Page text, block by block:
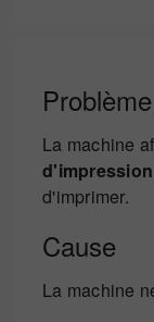
Problème
La machine
d'imprimer.
Cause
La machine